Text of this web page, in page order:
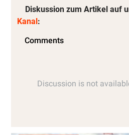
Diskussion zum Artikel auf
Kanal: